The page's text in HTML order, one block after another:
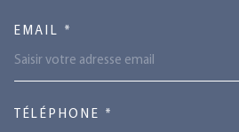
EMAIL *
TÉLÉPHONE *